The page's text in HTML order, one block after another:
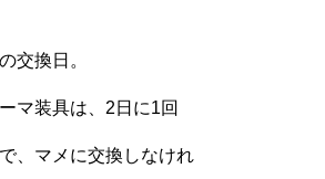
交換日。
マ装具は、2日に1回
、マメに交換しなけれ